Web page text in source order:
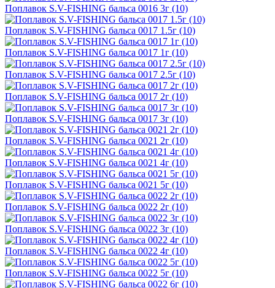
Поплавок S.V-FISHING бальса 0016 3г (10)
Поплавок S.V-FISHING бальса 0017 1.5г (10)
Поплавок S.V-FISHING бальса 0017 1г (10)
Поплавок S.V-FISHING бальса 0017 2.5г (10)
Поплавок S.V-FISHING бальса 0017 2г (10)
Поплавок S.V-FISHING бальса 0017 3г (10)
Поплавок S.V-FISHING бальса 0021 2г (10)
Поплавок S.V-FISHING бальса 0021 4г (10)
Поплавок S.V-FISHING бальса 0021 5г (10)
Поплавок S.V-FISHING бальса 0022 2г (10)
Поплавок S.V-FISHING бальса 0022 3г (10)
Поплавок S.V-FISHING бальса 0022 4г (10)
Поплавок S.V-FISHING бальса 0022 5г (10)